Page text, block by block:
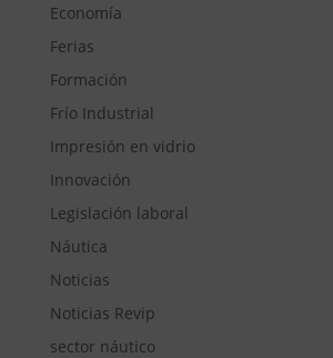
Economía
Ferias
Formación
Frío Industrial
Impresión en vidrio
Innovación
Legislación laboral
Náutica
Noticias
Noticias Revip
sector náutico